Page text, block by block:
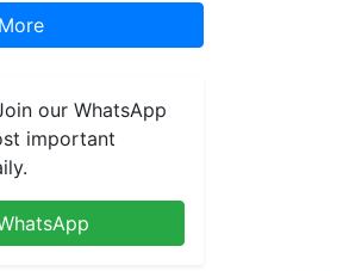
our WhatsApp
important